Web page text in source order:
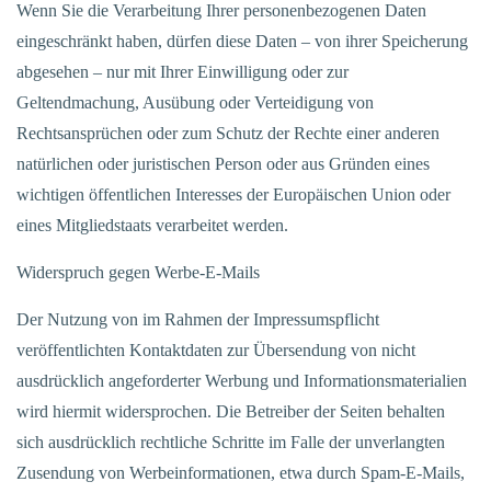
Wenn Sie die Verarbeitung Ihrer personenbezogenen Daten
eingeschränkt haben, dürfen diese Daten – von ihrer Speicherung
abgesehen – nur mit Ihrer Einwilligung oder zur
Geltendmachung, Ausübung oder Verteidigung von
Rechtsansprüchen oder zum Schutz der Rechte einer anderen
natürlichen oder juristischen Person oder aus Gründen eines
wichtigen öffentlichen Interesses der Europäischen Union oder
eines Mitgliedstaats verarbeitet werden.
Widerspruch gegen Werbe-E-Mails
Der Nutzung von im Rahmen der Impressumspflicht
veröffentlichten Kontaktdaten zur Übersendung von nicht
ausdrücklich angeforderter Werbung und Informationsmaterialien
wird hiermit widersprochen. Die Betreiber der Seiten behalten
sich ausdrücklich rechtliche Schritte im Falle der unverlangten
Zusendung von Werbeinformationen, etwa durch Spam-E-Mails,